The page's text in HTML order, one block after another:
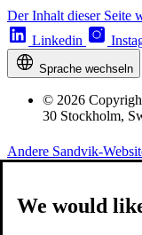
Der Inhalt dieser Seite
Linkedin
Sprache wechseln
© 2026
30 Stockholm,
Andere Sandvik-
We would